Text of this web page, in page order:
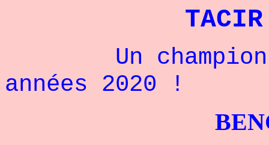
TACIR
Un champion
années 2020 !